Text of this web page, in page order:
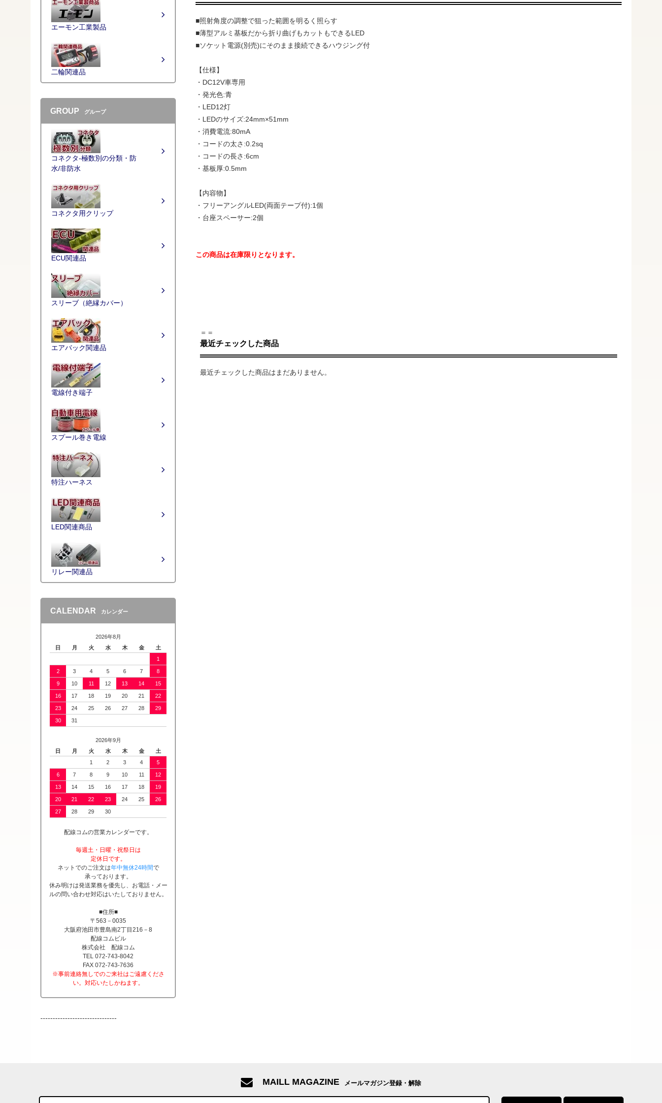
■照射角度の調整で狙った範囲を明るく照らす
■薄型アルミ基板だから折り曲げもカットもできるLED
■ソケット電源(別売)にそのまま接続できるハウジング付
【仕様】
・DC12V車専用
・発光色:青
・LED12灯
・LEDのサイズ:24mm×51mm
・消費電流:80mA
・コードの太さ:0.2sq
・コードの長さ:6cm
・基板厚:0.5mm
【内容物】
・フリーアングルLED(両面テープ付):1個
・台座スペーサー:2個
この商品は在庫限りとなります。
＝＝
最近チェックした商品
最近チェックした商品はまだありません。
エーモン工業製品
二輪関連品
GROUP グループ
コネクタ-極数別の分類・防
水/非防水
コネクタ用クリップ
ECU関連品
スリーブ（絶縁カバー）
エアバック関連品
電線付き端子
スプール巻き電線
特注ハーネス
LED関連商品
リレー関連品
CALENDAR カレンダー
2026年8月
日
月 火 水 木 金
土
1
2 3 4 5 6 7 8
9 10 11 12 13 14 15
16 17 18 19 20 21 22
23 24 25 26 27 28 29
30 31
2026年9月
日
月 火 水 木 金
土
1
2 3 4 5
6 7 8 9 10 11 12
13 14 15 16 17 18 19
20 21 22 23 24 25 26
27 28 29 30
配線コムの営業カレンダーです。
毎週土・日曜・祝祭日は
定休日です。
ネットでのご注文は年中無休24時間で
承っております。
休み明けは発送業務を優先し、お電話・メー
ルの問い合わせ対応はいたしておりません。
■住所■
〒563－0035
大阪府池田市豊島南2丁目216－8
配線コムビル
株式会社 配線コム
TEL 072-743-8042
FAX 072-743-7636
※事前連絡無しでのご来社はご遠慮くださ
い。対応いたしかねます。
-------------------------------
MAILL MAGAZINE メールマガジン登録・解除